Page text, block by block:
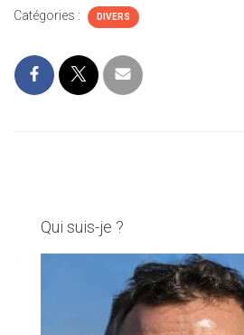
toute la famille
Catégories : DIVERS
Qui suis-je ?